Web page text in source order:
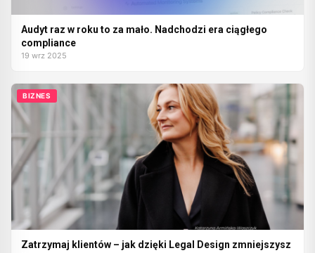
Audyt raz w roku to za mało. Nadchodzi era ciągłego
compliance
19 wrz 2025
BIZNES
Zatrzymaj klientów – jak dzięki Legal Design zmniejszysz